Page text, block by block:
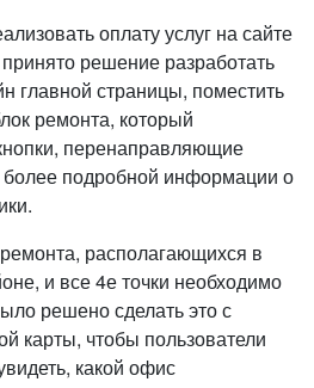
оплату услуг на сайте
решение разработать
главной страницы, поместить
ремонта, который
перенаправляющие
более подробной информации о
располагающихся в
и все 4е точки необходимо
решено сделать это с
карты, чтобы пользователи
какой офис